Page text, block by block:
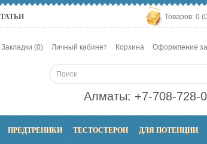
Товаров: 0
Закладки (0) Личный кабинет Корзина Оформление
Алматы: +7-708-728-
ПРЕДТРЕНИКИ ТЕСТОСТЕРОН ДЛЯ ПОТЕНЦИИ